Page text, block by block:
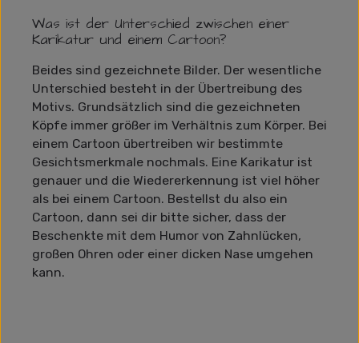
Was ist der Unterschied zwischen einer
Karikatur und einem Cartoon?
Beides sind gezeichnete Bilder. Der wesentliche
Unterschied besteht in der Übertreibung des
Motivs. Grundsätzlich sind die gezeichneten
Köpfe immer größer im Verhältnis zum Körper. Bei
einem Cartoon übertreiben wir bestimmte
Gesichtsmerkmale nochmals. Eine Karikatur ist
genauer und die Wiedererkennung ist viel höher
als bei einem Cartoon. Bestellst du also ein
Cartoon, dann sei dir bitte sicher, dass der
Beschenkte mit dem Humor von Zahnlücken,
großen Ohren oder einer dicken Nase umgehen
kann.